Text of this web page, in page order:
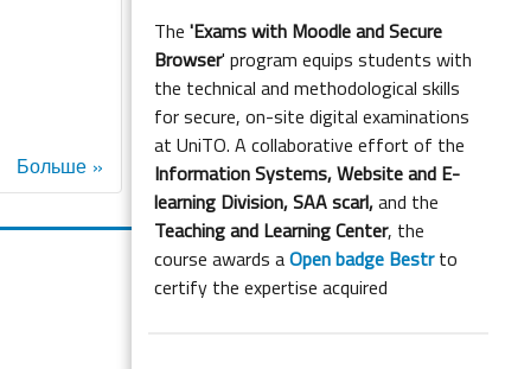
The'Exams with Moodle and Secure
Browser' program equips students with
the technical and methodological skills
for secure, on-site digital examinations
at UniTO. A collaborative effort of the
Information Systems, Website and E-
learning Division,SAA scarl,and the
Teaching and Learning Center, the
course awards aOpen badge Bestrto
certify the expertise acquired
Больше